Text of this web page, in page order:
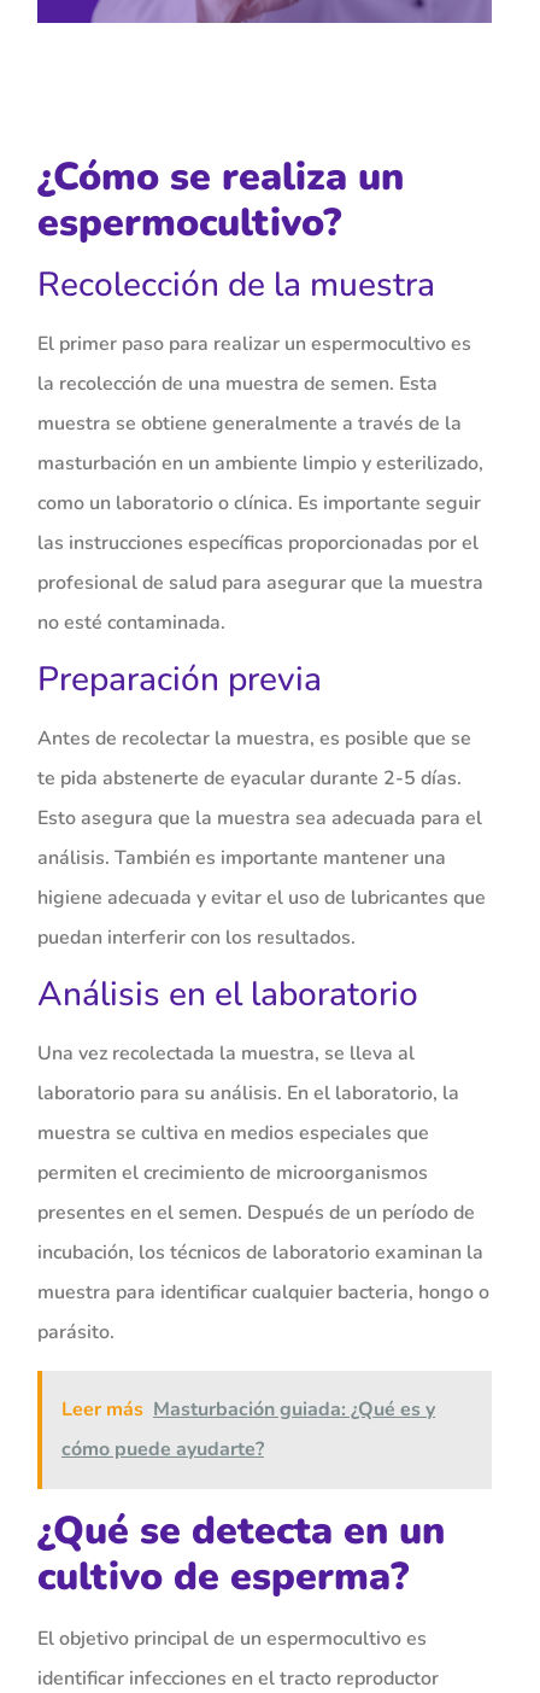
¿Cómo se realiza un
espermocultivo?
Recolección de la muestra
El primer paso para realizar un espermocultivo es
la recolección de una muestra de semen. Esta
muestra se obtiene generalmente a través de la
masturbación en un ambiente limpio y esterilizado,
como un laboratorio o clínica. Es importante seguir
las instrucciones específicas proporcionadas por el
profesional de salud para asegurar que la muestra
no esté contaminada.
Preparación previa
Antes de recolectar la muestra, es posible que se
te pida abstenerte de eyacular durante 2-5 días.
Esto asegura que la muestra sea adecuada para el
análisis. También es importante mantener una
higiene adecuada y evitar el uso de lubricantes que
puedan interferir con los resultados.
Análisis en el laboratorio
Una vez recolectada la muestra, se lleva al
laboratorio para su análisis. En el laboratorio, la
muestra se cultiva en medios especiales que
permiten el crecimiento de microorganismos
presentes en el semen. Después de un período de
incubación, los técnicos de laboratorio examinan la
muestra para identificar cualquier bacteria, hongo o
parásito.
Leer más Masturbación guiada: ¿Qué es y
cómo puede ayudarte?
¿Qué se detecta en un
cultivo de esperma?
El objetivo principal de un espermocultivo es
identificar infecciones en el tracto reproductor